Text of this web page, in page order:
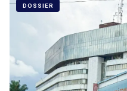
DOSSIER